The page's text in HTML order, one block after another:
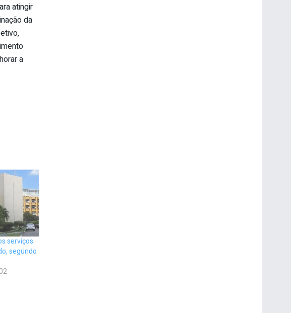
atingir
da
a
serviços
segundo